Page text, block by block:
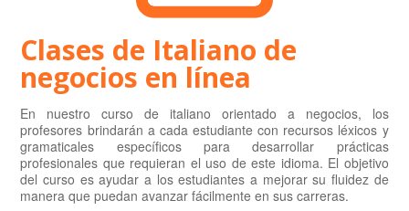
Clases de Italiano de
negocios en línea
En nuestro curso de italiano orientado a negocios, los
profesores brindarán a cada estudiante con recursos léxicos y
gramaticales específicos para desarrollar prácticas
profesionales que requieran el uso de este idioma. El objetivo
del curso es ayudar a los estudiantes a mejorar su fluidez de
manera que puedan avanzar fácilmente en sus carreras.